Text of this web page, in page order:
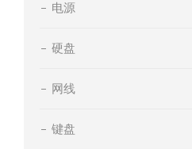
电源
硬盘
网线
键盘